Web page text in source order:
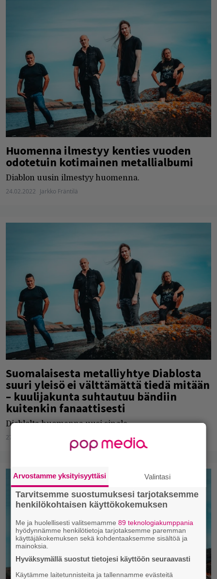
Huomenna ilmestyy kenties vuoden
odotetuin kotimainen metallialbumi
Diablon uusin ilmestyy huomenna.
24.02.2022 Jarkko Fräntilä
Suomalaisesta metalliyhtye Diablosta
suuri yleisö ei välttämättä tiedä mitään
– kuulijakunta suhtautuu bändiin
kuitenkin fanaattisesti
Diablolta huomenna uusi single.
27.01.2022
Arvostamme yksityisyyttäsi Valintasi
Tarvitsemme suostumuksesi tarjotaksemme
henkilökohtaisen käyttökokemuksen
Me ja huolellisesti valitsemamme89 teknologiakumppania
hyödynnämme henkilötietoja tarjotaksemme paremman
käyttäjäkokemuksen sekä kohdentaaksemme sisältöä ja
mainoksia.
Hyväksymällä suostut tietojesi käyttöön seuraavasti
Käytämme laitetunnisteita ja tallennamme evästeitä